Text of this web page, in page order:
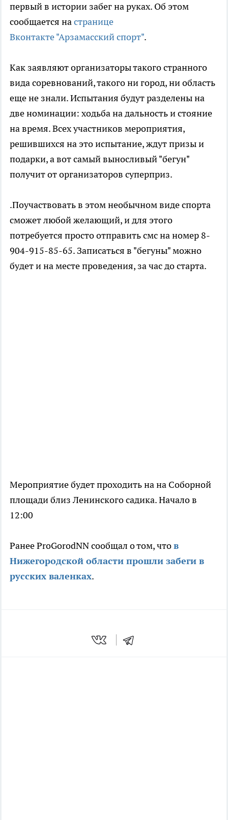
первый в истории забег на руках. Об этом
сообщается настранице
Вконтакте "Арзамасский спорт".
Как заявляют организаторы такого странного
вида соревнований, такого ни город, ни область
еще не знали. Испытания будут разделены на
две номинации: ходьба на дальность и стояние
на время. Всех участников мероприятия,
решившихся на это испытание, ждут призы и
подарки, а вот самый выносливый "бегун"
получит от организаторов суперприз.
.Поучаствовать в этом необычном виде спорта
сможет любой желающий, и для этого
потребуется просто отправить смс на номер 8-
904-915-85-65. Записаться в "бегуны" можно
будет и на месте проведения, за час до старта.
Мероприятие будет проходить на на Соборной
площади близ Ленинского садика. Начало в
12:00
Ранее ProGorodNN сообщал о том, чтов
Нижегородской области прошли забеги в
русских валенках.